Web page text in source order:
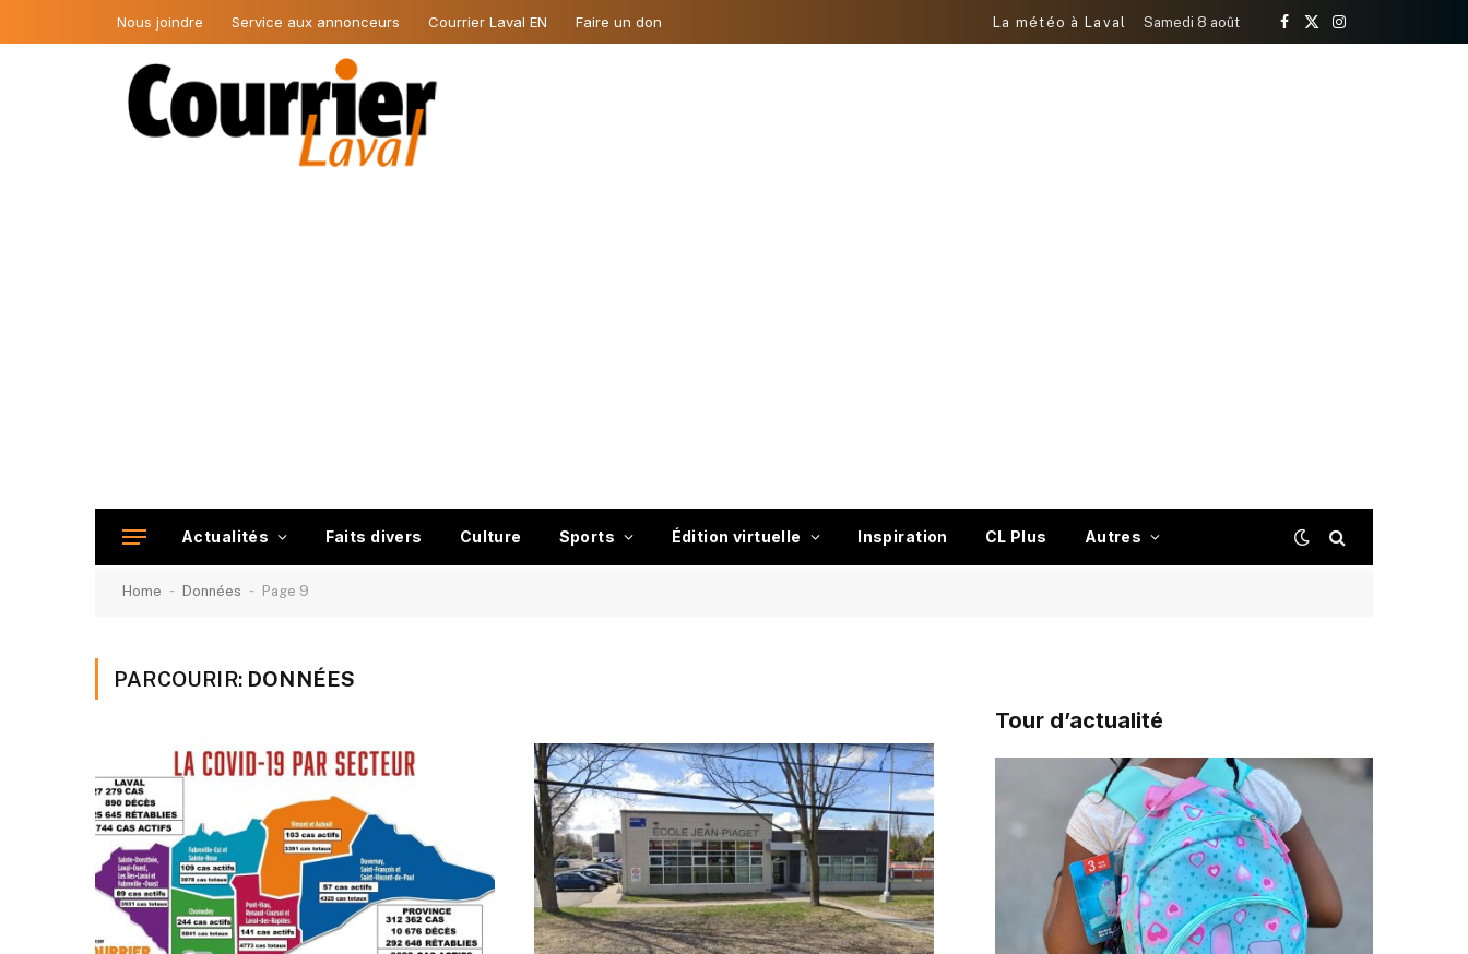
Nous joindre Service aux annonceurs Courrier Laval EN Faire un don La météo à Laval Samedi 8 août
Facebook
X
Instagram
Actualités Faits divers Culture Sports Édition virtuelle Inspiration CL Plus Autres
Home - Données - Page 9
PARCOURIR: DONNÉES
Tour d’actualité